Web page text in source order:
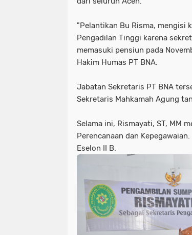
"Pelantikan Bu Risma, mengisi
Pengadilan Tinggi karena
memasuki pensiun pada
Hakim Humas PT BNA.
Jabatan Sekretaris PT BNA
Sekretaris Mahkamah Agung
Selama ini, Rismayati, ST, MM
Perencanaan dan
Eselon II B.